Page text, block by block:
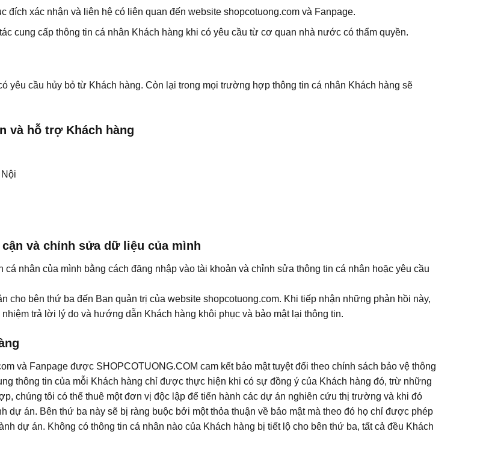
đích xác nhận và liên hệ có liên quan đến website shopcotuong.com và Fanpage.
cung cấp thông tin cá nhân Khách hàng khi có yêu cầu từ cơ quan nhà nước có thẩm quyền.
yêu cầu hủy bỏ từ Khách hàng. Còn lại trong mọi trường hợp thông tin cá nhân Khách hàng sẽ
và hỗ trợ Khách hàng
và chỉnh sửa dữ liệu của mình
nhân của mình bằng cách đăng nhập vào tài khoản và chỉnh sửa thông tin cá nhân hoặc yêu cầu
cho bên thứ ba đến Ban quản trị của website shopcotuong.com. Khi tiếp nhận những phản hồi này,
trả lời lý do và hướng dẫn Khách hàng khôi phục và bảo mật lại thông tin.
và Fanpage được SHOPCOTUONG.COM cam kết bảo mật tuyệt đối theo chính sách bảo vệ thông
thông tin của mỗi Khách hàng chỉ được thực hiện khi có sự đồng ý của Khách hàng đó, trừ những
chúng tôi có thể thuê một đơn vị độc lập để tiến hành các dự án nghiên cứu thị trường và khi đó
dự án. Bên thứ ba này sẽ bị ràng buộc bởi một thỏa thuận về bảo mật mà theo đó họ chỉ được phép
dự án. Không có thông tin cá nhân nào của Khách hàng bị tiết lộ cho bên thứ ba, tất cả đều Khách